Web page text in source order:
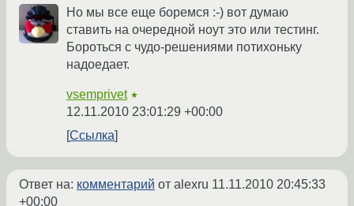
Но мы все еще боремся :-) вот думаю
ставить на очередной ноут это или тестинг.
Бороться с чудо-решениями потихоньку
надоедает.
vsemprivet ★
12.11.2010 23:01:29 +00:00
Ссылка
Ответ на: комментарий от alexru 11.11.2010 20:45:33
+00:00